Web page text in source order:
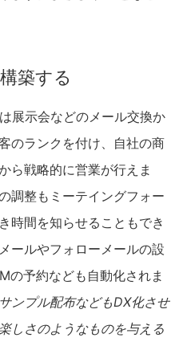
築する
展示会などのメール交換か
のランクを付け、自社の商
ら戦略的に営業が行えま
調整もミーテイングフォー
時間を知らせることもでき
ールやフォローメールの設
の予約なども自動化されま
ンプル配布などもDX化させ
しさのようなものを与える